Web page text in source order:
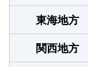
東海地方
関西地方